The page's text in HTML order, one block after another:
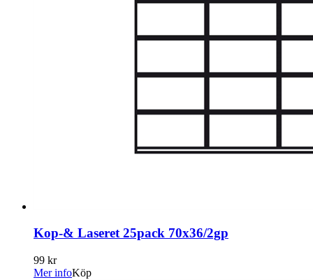
Kop-& Laseret 25pack 70x36/2gp
99 kr
Mer infoKöp